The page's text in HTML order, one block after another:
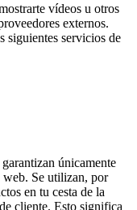
vídeos u otros
externos.
siguientes servicios de
únicamente
web. Se utilizan, por
en tu cesta de la
cliente. Esto significa